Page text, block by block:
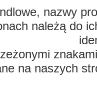
nazwy
należą do
na naszych